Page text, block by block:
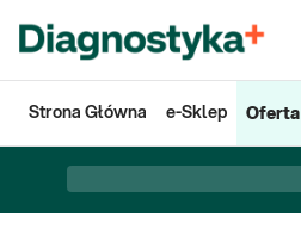
Strona Główna e-Sklep Oferta